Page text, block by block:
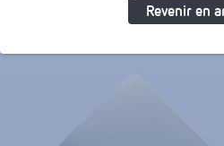
Revenir en